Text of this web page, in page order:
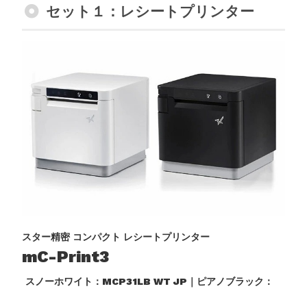
セット１：レシートプリンター
スター精密 コンパクト レシートプリンター
mC-Print3
スノーホワイト：MCP31LB WT JP｜ピアノブラック：